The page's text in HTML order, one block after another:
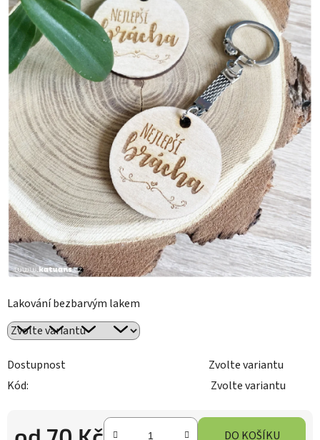
Lakování bezbarvým lakem
Dostupnost
Zvolte variantu
Kód:
Zvolte variantu
DO KOŠÍKU
0,0
hvězdiček.